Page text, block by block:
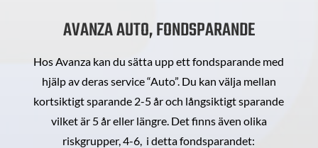
AVANZA AUTO, FONDSPARANDE
Hos Avanza kan du sätta upp ett fondsparande med
hjälp av deras service “Auto”. Du kan välja mellan
kortsiktigt sparande 2-5 år och långsiktigt sparande
vilket är 5 år eller längre. Det finns även olika
riskgrupper, 4-6, i detta fondsparandet: